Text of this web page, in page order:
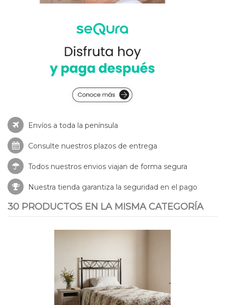
Envíos a toda la península
Consulte nuestros plazos de entrega
Todos nuestros envios viajan de forma segura
Nuestra tienda garantiza la seguridad en el pago
30 PRODUCTOS EN LA MISMA CATEGORÍA